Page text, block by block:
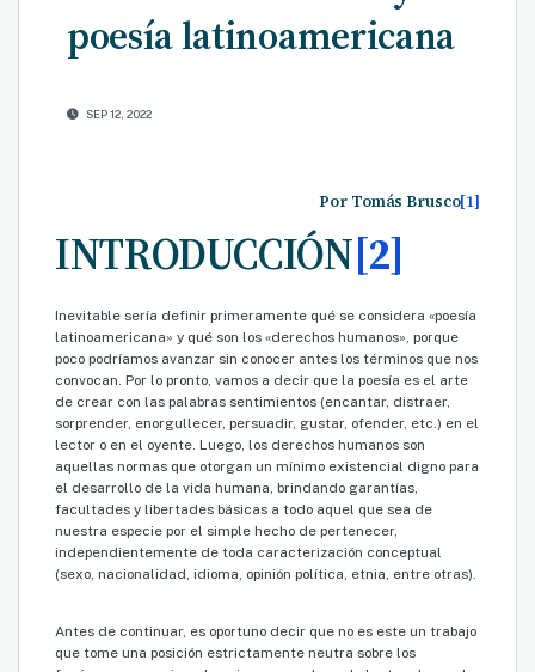
poesía latinoamericana
SEP 12, 2022
Por Tomás Brusco[1]
INTRODUCCIÓN[2]
Inevitable sería definir primeramente qué se considera «poesía
latinoamericana» y qué son los «derechos humanos», porque
poco podríamos avanzar sin conocer antes los términos que nos
convocan. Por lo pronto, vamos a decir que la poesía es el arte
de crear con las palabras sentimientos (encantar, distraer,
sorprender, enorgullecer, persuadir, gustar, ofender, etc.) en el
lector o en el oyente. Luego, los derechos humanos son
aquellas normas que otorgan un mínimo existencial digno para
el desarrollo de la vida humana, brindando garantías,
facultades y libertades básicas a todo aquel que sea de
nuestra especie por el simple hecho de pertenecer,
independientemente de toda caracterización conceptual
(sexo, nacionalidad, idioma, opinión política, etnia, entre otras).
Antes de continuar, es oportuno decir que no es este un trabajo
que tome una posición estrictamente neutra sobre los